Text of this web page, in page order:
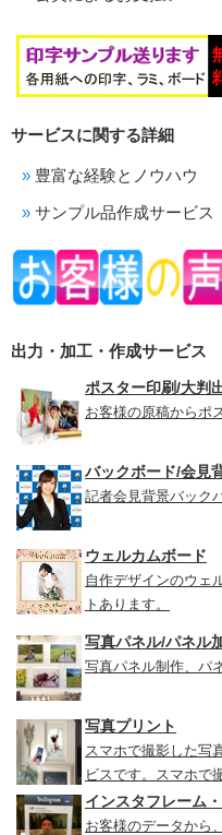
サービスに関する詳細
豊富な経験とノウハウ
サンプル品作成サービス
出力・加工・作成サービス
ポスター印刷/大判
お客様の原稿からポ
バックボード/会見
記者会見背景バック
ウェルカムボード
自作デザインのウェ
トあります。
写真パネル/パネル
写真パネル制作、パ
写真プリント
スマホで撮影した写
ビスです。スマホで
インスタフレーム
お客様のデータから